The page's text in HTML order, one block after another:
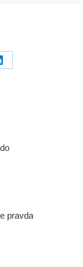
pravda